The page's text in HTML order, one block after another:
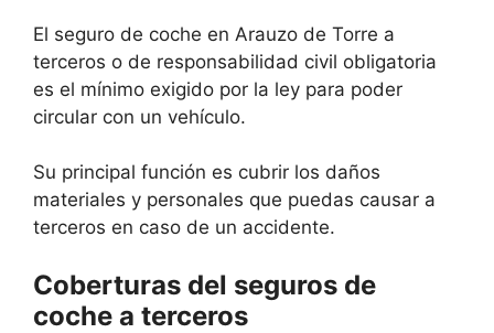
El seguro de coche en Arauzo de Torre a
terceros o de responsabilidad civil obligatoria
es el mínimo exigido por la ley para poder
circular con un vehículo.
Su principal función es cubrir los daños
materiales y personales que puedas causar a
terceros en caso de un accidente.
Coberturas del seguros de
coche a terceros